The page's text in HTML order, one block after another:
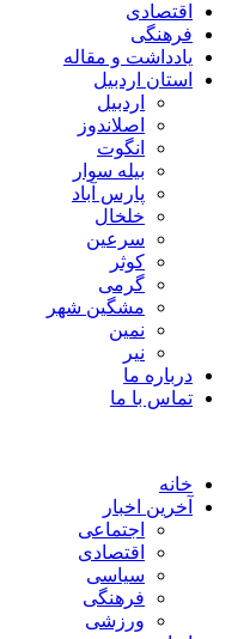
اقتصادی
فرهنگی
یادداشت و مقاله
استان اردبیل
اردبیل
اصلاندوز
انگوت
بیله سوار
پارس آباد
خلخال
سرعین
کوثر
گرمی
مشگین شهر
نمین
نیر
درباره ما
تماس با ما
خانه
آخرین اخبار
اجتماعی
اقتصادی
سیاسی
فرهنگی
ورزشی